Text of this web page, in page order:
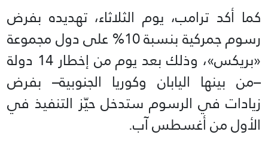
كما أكد ترامب، يوم الثلاثاء، تهديده بفرض
رسوم جمركية بنسبة 10% على دول مجموعة
«بريكس»، وذلك بعد يوم من إخطار 14 دولة
–من بينها اليابان وكوريا الجنوبية– بفرض
زيادات في الرسوم ستدخل حيّز التنفيذ في
الأول من أغسطس آب.